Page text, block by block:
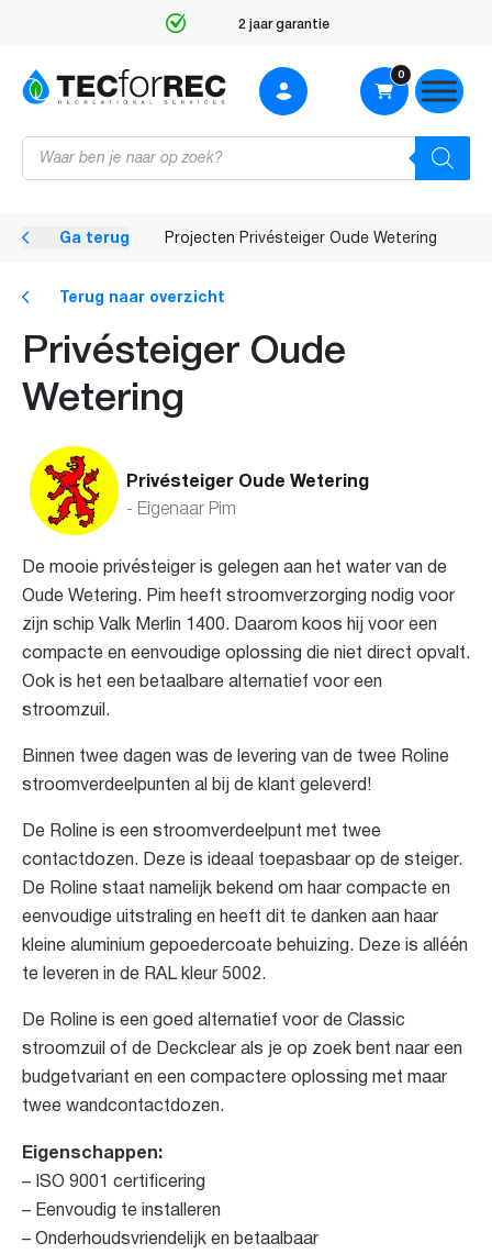
2 jaar garantie
Producten
zoeken
0
Ga terug Projecten Privésteiger Oude Wetering
Terug naar overzicht
Privésteiger Oude
Wetering
Privésteiger Oude Wetering
- Eigenaar Pim
De mooie privésteiger is gelegen aan het water van de
Oude Wetering. Pim heeft stroomverzorging nodig voor
zijn schip Valk Merlin 1400. Daarom koos hij voor een
compacte en eenvoudige oplossing die niet direct opvalt.
Ook is het een betaalbare alternatief voor een
stroomzuil.
Binnen twee dagen was de levering van de twee Roline
stroomverdeelpunten al bij de klant geleverd!
De Roline is een stroomverdeelpunt met twee
contactdozen. Deze is ideaal toepasbaar op de steiger.
De Roline staat namelijk bekend om haar compacte en
eenvoudige uitstraling en heeft dit te danken aan haar
kleine aluminium gepoedercoate behuizing. Deze is alléén
te leveren in de RAL kleur 5002.
De Roline is een goed alternatief voor de Classic
stroomzuil of de Deckclear als je op zoek bent naar een
budgetvariant en een compactere oplossing met maar
twee wandcontactdozen.
Eigenschappen:
– ISO 9001 certificering
– Eenvoudig te installeren
– Onderhoudsvriendelijk en betaalbaar